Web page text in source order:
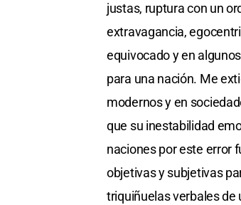
justas, ruptura con un
extravagancia,
equivocado y en
para una nación. Me
modernos y en
que su inestabilidad
naciones por este error
objetivas y subjetivas
triquiñuelas verbales de